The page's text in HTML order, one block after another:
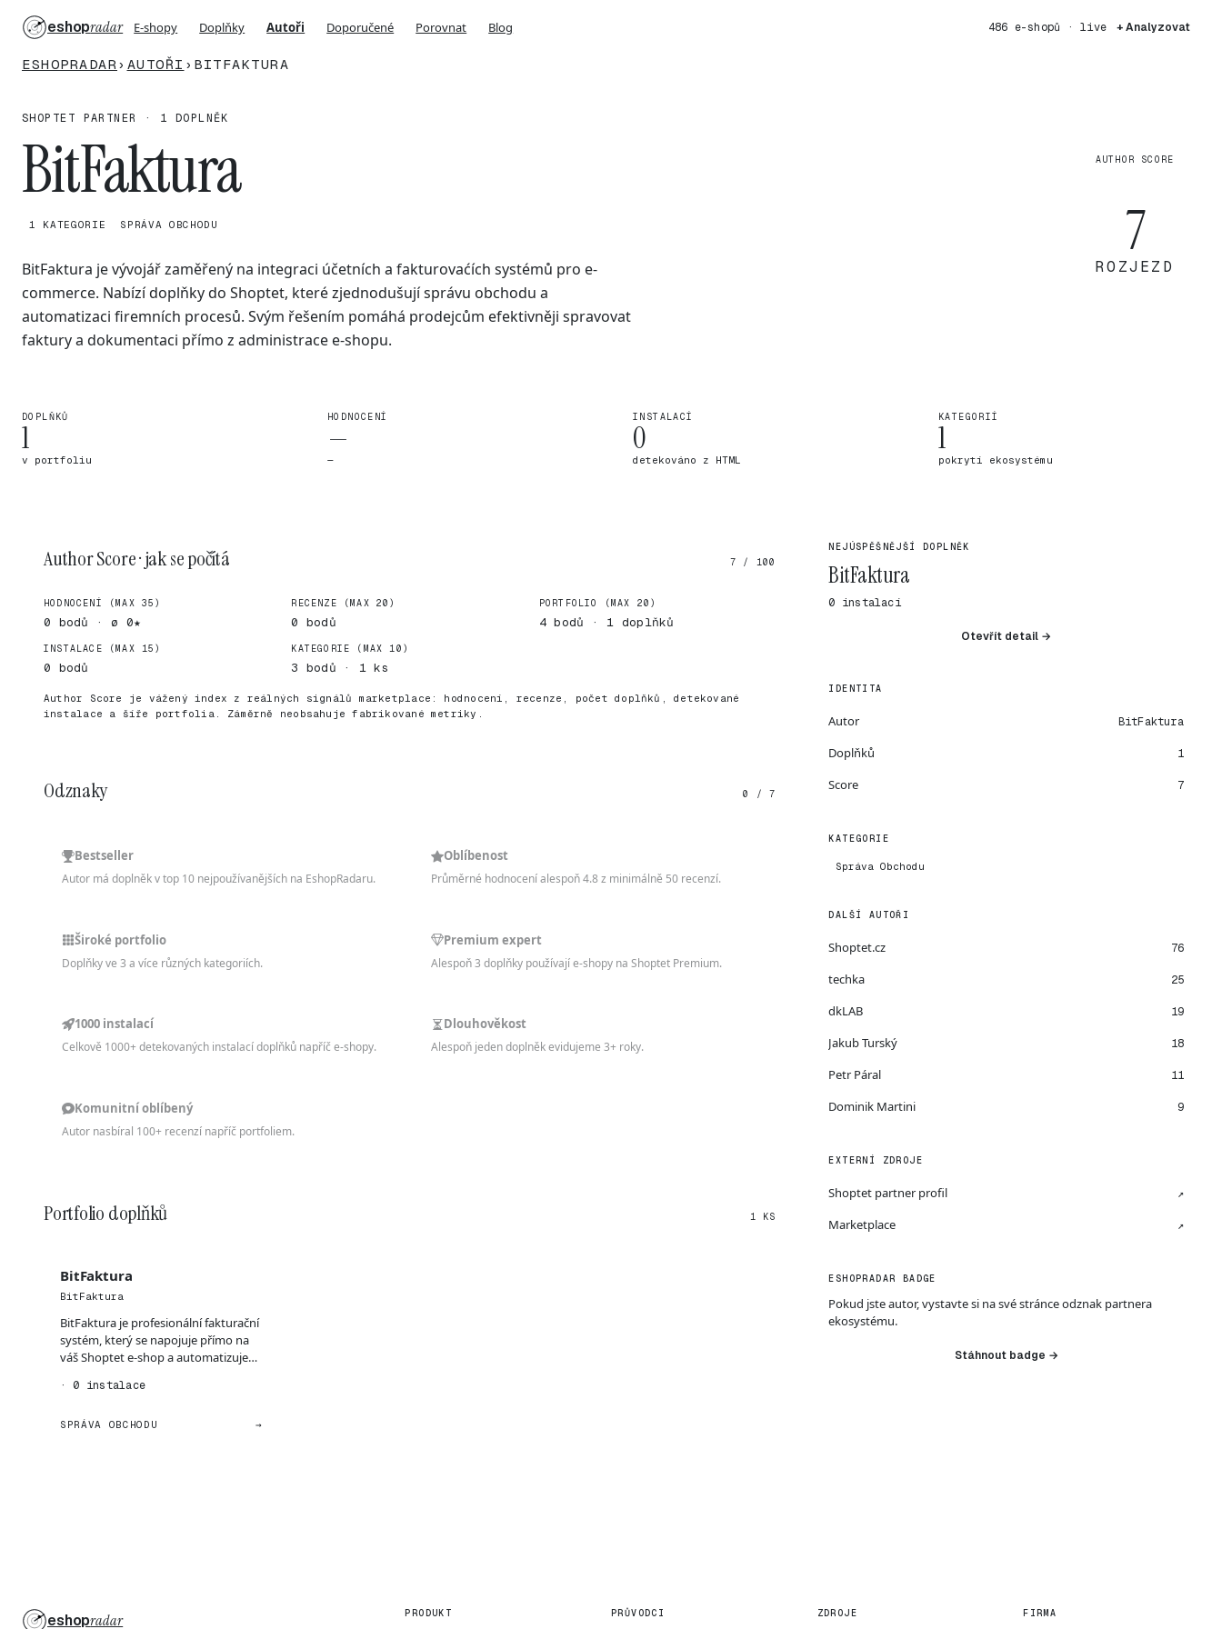
eshopradar E-shopy Doplňky Autoři Doporučené Porovnat Blog 486 e-shopů · live + Analyzovat
ESHOPRADAR › AUTOŘI › BITFAKTURA
SHOPTET PARTNER · 1 DOPLNĚK
BitFaktura
1 KATEGORIE SPRÁVA OBCHODU
BitFaktura je vývojář zaměřený na integraci účetních a fakturovaćích systémů pro e-
commerce. Nabízí doplňky do Shoptet, které zjednodušují správu obchodu a
automatizaci firemních procesů. Svým řešením pomáhá prodejcům efektivněji spravovat
faktury a dokumentaci přímo z administrace e-shopu.
AUTHOR SCORE
7
ROZJEZD
DOPLŇKŮ
1
v portfoliu
HODNOCENÍ
—
—
INSTALACÍ
0
detekováno z HTML
KATEGORIÍ
1
pokrytí ekosystému
Author Score · jak se počítá 7 / 100
HODNOCENÍ (MAX 35)
0 bodů · ø 0★
RECENZE (MAX 20)
0 bodů
PORTFOLIO (MAX 20)
4 bodů · 1 doplňků
INSTALACE (MAX 15)
0 bodů
KATEGORIE (MAX 10)
3 bodů · 1 ks
Author Score je vážený index z reálných signálů marketplace: hodnocení, recenze, počet doplňků, detekované
instalace a šíře portfolia. Záměrně neobsahuje fabrikované metriky.
Odznaky 0 / 7
Bestseller
Autor má doplněk v top 10 nejpoužívanějších na EshopRadaru.
Oblíbenost
Průměrné hodnocení alespoň 4.8 z minimálně 50 recenzí.
Široké portfolio
Doplňky ve 3 a více různých kategoriích.
Premium expert
Alespoň 3 doplňky používají e-shopy na Shoptet Premium.
1000 instalací
Celkově 1000+ detekovaných instalací doplňků napříč e-shopy.
Dlouhověkost
Alespoň jeden doplněk evidujeme 3+ roky.
Komunitní oblíbený
Autor nasbíral 100+ recenzí napříč portfoliem.
Portfolio doplňků 1 KS
BitFaktura
BitFaktura
BitFaktura je profesionální fakturační
systém, který se napojuje přímo na
váš Shoptet e-shop a automatizuje
· 0 instalace
SPRÁVA OBCHODU →
NEJÚSPĚŠNĚJŠÍ DOPLNĚK
BitFaktura
0 instalací
Otevřít detail →
IDENTITA
Autor BitFaktura
Doplňků 1
Score 7
KATEGORIE
Správa Obchodu
DALŠÍ AUTOŘI
Shoptet.cz 76
techka 25
dkLAB 19
Jakub Turský 18
Petr Páral 11
Dominik Martini 9
EXTERNÍ ZDROJE
Shoptet partner profil ↗
Marketplace ↗
ESHOPRADAR BADGE
Pokud jste autor, vystavte si na své stránce odznak partnera
ekosystému.
Stáhnout badge →
eshopradar PRODUKT PRŮVODCI ZDROJE FIRMA